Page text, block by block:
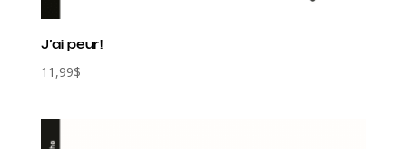
J’ai peur!
11,99$